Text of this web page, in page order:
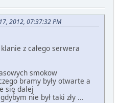
2012, 07:37:32 PM
z całego serwera
smokow
bramy były otwarte a
się dalej
nie był taki zły ...